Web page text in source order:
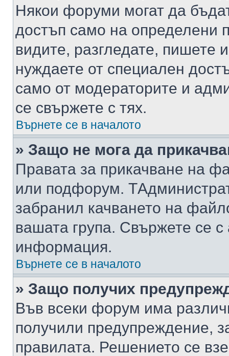
Някои форуми могат да
достъп само на определени
видите, разгледате, пишете
нуждаете от специален
само от модераторите и
се свържете с тях.
Върнете се в началото
» Защо не мога да
Правата за прикачване на
или подфорум.
забранил качването на
вашата група. Свържете се
информация.
Върнете се в началото
» Защо получих
Във всеки форум има
получили предупреждение,
правилата. Решението се